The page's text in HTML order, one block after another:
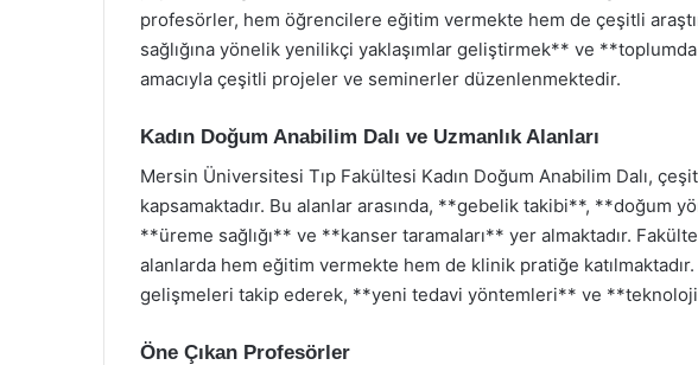
profesörler, hem öğrencilere eğitim vermekte hem de çeşitli
sağlığına yönelik yenilikçi yaklaşımlar geliştirmek** ve **toplumda
amacıyla çeşitli projeler ve seminerler düzenlenmektedir.
Kadın Doğum Anabilim Dalı ve Uzmanlık Alanları
Mersin Üniversitesi Tıp Fakültesi Kadın Doğum Anabilim Dalı,
kapsamaktadır. Bu alanlar arasında, **gebelik takibi**, **doğum
**üreme sağlığı** ve **kanser taramaları** yer almaktadır.
alanlarda hem eğitim vermekte hem de klinik pratiğe katılmaktadır.
gelişmeleri takip ederek, **yeni tedavi yöntemleri** ve
Öne Çıkan Profesörler